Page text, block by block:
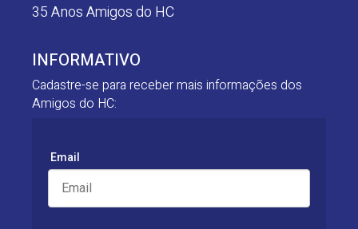
35 Anos Amigos do HC
INFORMATIVO
Cadastre-se para receber mais informações dos
Amigos do HC:
Email